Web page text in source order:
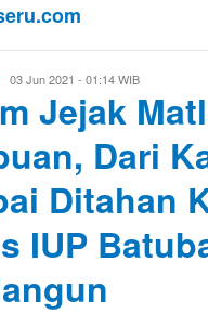
Eri03 Jun 2021 - 01:14 WIB
Jejak
Dari
Ditahan
IUP